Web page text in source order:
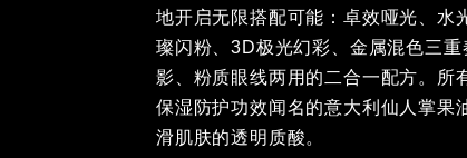
地开启无限搭配可能：卓效哑光、水
璨闪粉、3D极光幻彩、金属混色三
影、粉质眼线两用的二合一配方。所
保湿防护功效闻名的意大利仙人掌果
滑肌肤的透明质酸。